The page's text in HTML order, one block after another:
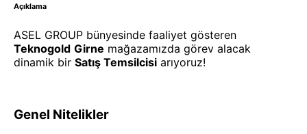
Açıklama
ASEL GROUP bünyesinde faaliyet gösteren
Teknogold Girne mağazamızda görev alacak
dinamik bir Satış Temsilcisi arıyoruz!
Genel Nitelikler